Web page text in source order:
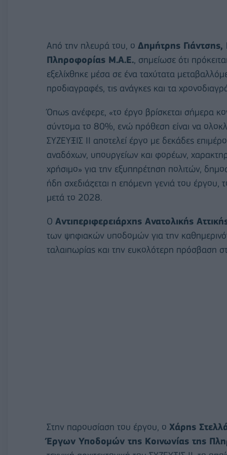
Από την πλευρά του, ο Δημήτρης Γιάντσης,
Πληροφορίας Μ.Α.Ε. , σημείωσε ότι
εξελίχθηκε μέσα σε ένα ταχύτατα
προδιαγραφές, τις ανάγκες και τα
Όπως ανέφερε, «το έργο βρίσκεται σήμερα
σύντομα το 80%, ενώ πρόθεση είναι να
ΣΥΖΕΥΞΙΣ ΙΙ αποτελεί έργο με δεκάδες
αναδόχων, υπουργείων και φορέων,
χρήσιμο» για την εξυπηρέτηση πολιτών,
ήδη σχεδιάζεται η επόμενη γενιά του έργου,
μετά το 2028.
Ο Αντιπεριφερειάρχης Ανατολικής
των ψηφιακών υποδομών για την
ταλαιπωρίας και την ευκολότερη πρόσβαση
Στην παρουσίαση του έργου, ο Χάρης
Έργων Υποδομών της Κοινωνίας της